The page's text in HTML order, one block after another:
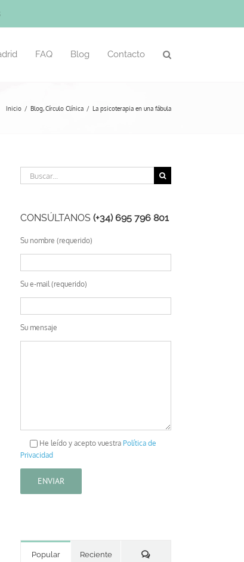
FAQ Blog Contacto
Inicio Blog Círculo Clínica La psicoterapia en una fábula
Buscar:
CONSÚLTANOS (+34) 695 796 801
Su nombre (requerido)
Su e-mail (requerido)
Su mensaje
He leído y acepto vuestra Política de
Privacidad
Popular Reciente Comentarios